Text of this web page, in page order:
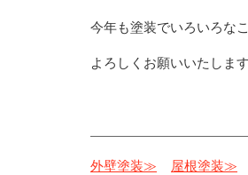
今年も塗装でいろいろな
よろしくお願いいたします
外壁塗装≫ 屋根塗装≫